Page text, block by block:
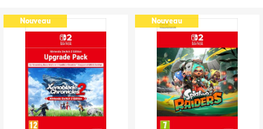
Nouveau Nouveau